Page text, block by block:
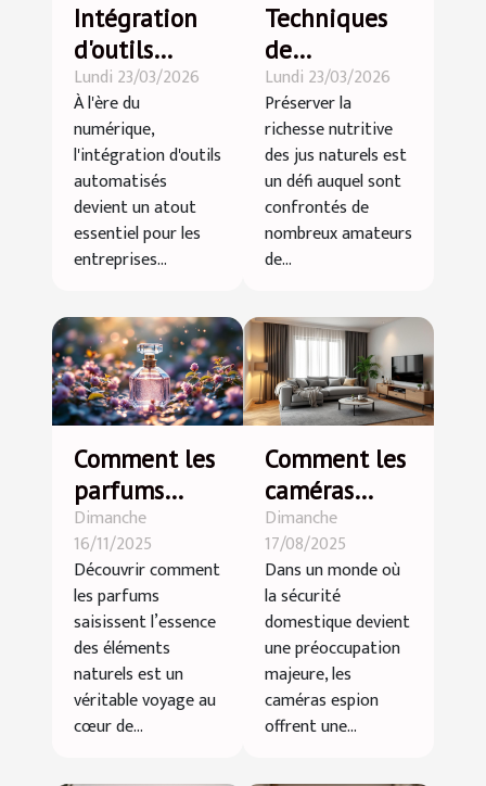
Intégration
d'outils
automatisés :
avantages
pour votre
entreprise
Lundi 23/03/2026
À l'ère du
numérique,
l'intégration d'outils
automatisés
devient un atout
essentiel pour les
entreprises...
Techniques
de
préservation
des
nutriments
dans les jus
naturels
Lundi 23/03/2026
Préserver la
richesse nutritive
des jus naturels est
un défi auquel sont
confrontés de
nombreux amateurs
de...
Comment les
parfums
capturent-ils
l'essence des
éléments
naturels ?
Dimanche
16/11/2025
Découvrir comment
les parfums
saisissent l’essence
des éléments
naturels est un
véritable voyage au
cœur de...
Comment les
caméras
espion
peuvent
renforcer la
sécurité
domestique ?
Dimanche
17/08/2025
Dans un monde où
la sécurité
domestique devient
une préoccupation
majeure, les
caméras espion
offrent une...